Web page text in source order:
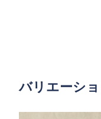
バリエーシ